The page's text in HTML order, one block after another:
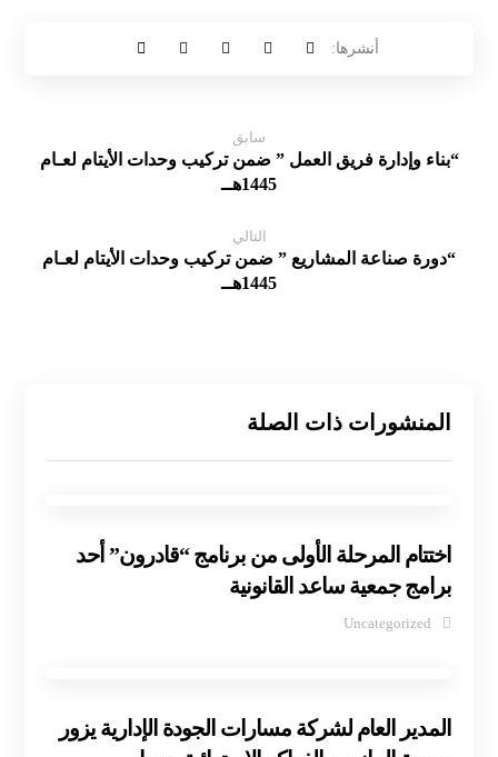
سابق
“بناء وإدارة فريق العمل ” ضمن تركيب وحدات الأيتام لعـام
1445هــ
التالي
“دورة صناعة المشاريع ” ضمن تركيب وحدات الأيتام لعـام
1445هــ
المنشورات ذات الصلة
اختتام المرحلة الأولى من برنامج “قادرون” أحد
برامج جمعية ساعد القانونية
Uncategorized
المدير العام لشركة مسارات الجودة الإدارية يزور